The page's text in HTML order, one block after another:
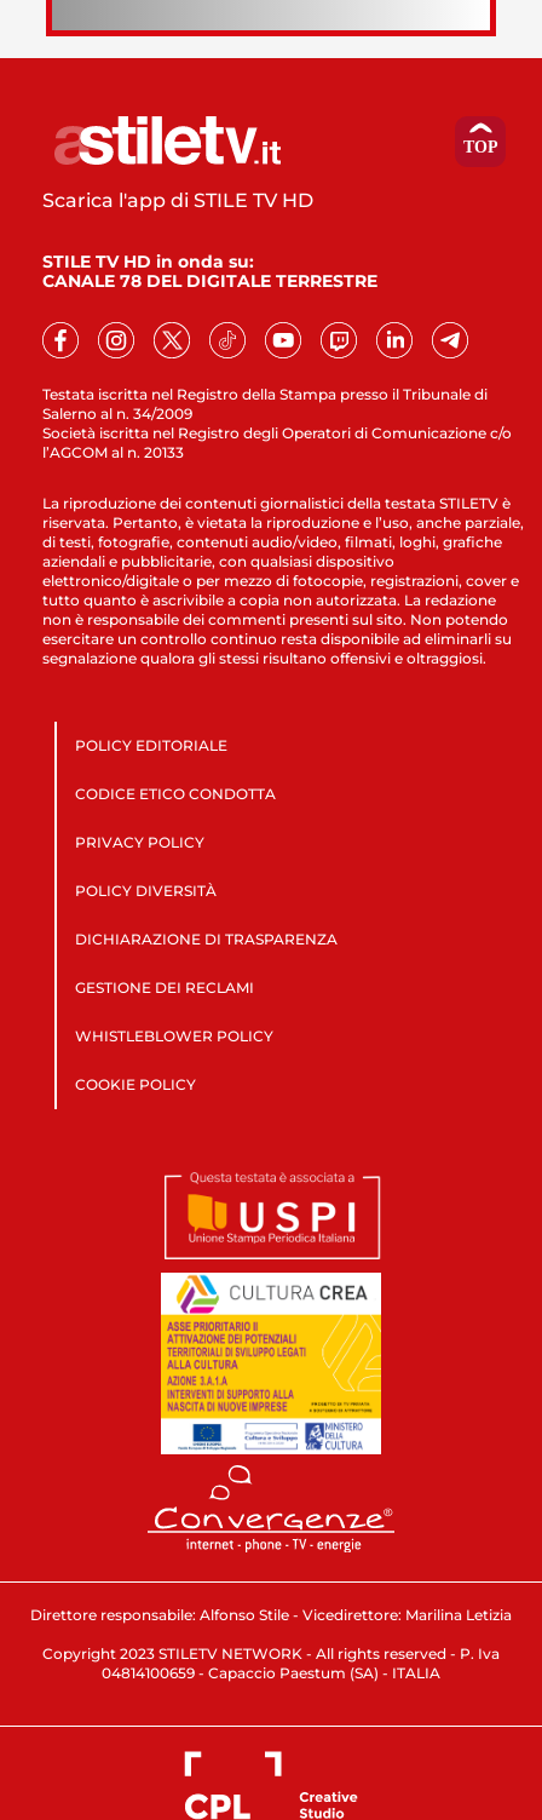
Testata iscritta nel Registro della Stampa presso il Tribunale di
Salerno al n. 34/2009
Società iscritta nel Registro degli Operatori di Comunicazione c/o
l’AGCOM al n. 20133
Scarica l'app di STILE TV HD
STILE TV HD in onda su:
CANALE 78 DEL DIGITALE TERRESTRE
La riproduzione dei contenuti giornalistici della testata STILETV è
riservata. Pertanto, è vietata la riproduzione e l’uso, anche parziale,
di testi, fotografie, contenuti audio/video, filmati, loghi, grafiche
aziendali e pubblicitarie, con qualsiasi dispositivo
elettronico/digitale o per mezzo di fotocopie, registrazioni, cover e
tutto quanto è ascrivibile a copia non autorizzata. La redazione
non è responsabile dei commenti presenti sul sito. Non potendo
esercitare un controllo continuo resta disponibile ad eliminarli su
segnalazione qualora gli stessi risultano offensivi e oltraggiosi.
POLICY EDITORIALE
CODICE ETICO CONDOTTA
PRIVACY POLICY
POLICY DIVERSITÀ
DICHIARAZIONE DI TRASPARENZA
GESTIONE DEI RECLAMI
WHISTLEBLOWER POLICY
COOKIE POLICY
Direttore responsabile: Alfonso Stile - Vicedirettore: Marilina Letizia
Copyright 2023 STILETV NETWORK - All rights reserved - P. Iva
04814100659 - Capaccio Paestum (SA) - ITALIA